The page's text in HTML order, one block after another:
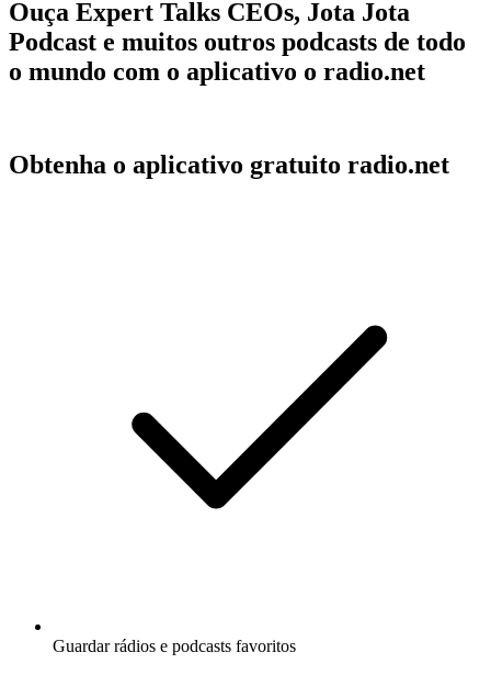
Ouça Expert Talks CEOs, Jota Jota
Podcast e muitos outros podcasts de todo
o mundo com o aplicativo o radio.net
Obtenha o aplicativo gratuito radio.net
Guardar rádios e podcasts favoritos